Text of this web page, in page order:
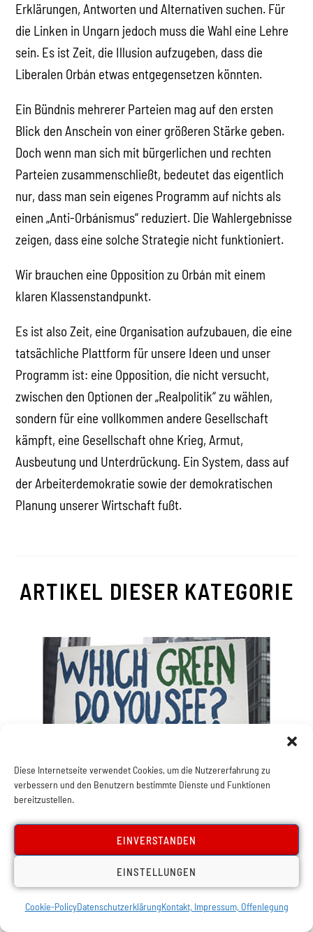
Diese Internetseite verwendet Cookies, um die Nutzererfahrung zu
verbessern und den Benutzern bestimmte Dienste und Funktionen
bereitzustellen.
EINVERSTANDEN
EINSTELLUNGEN
Cookie-PolicyDatenschutzerklärungKontakt, Impressum, Offenlegung
Erklärungen, Antworten und Alternativen suchen. Für
die Linken in Ungarn jedoch muss die Wahl eine Lehre
sein. Es ist Zeit, die Illusion aufzugeben, dass die
Liberalen Orbán etwas entgegensetzen könnten.
Ein Bündnis mehrerer Parteien mag auf den ersten
Blick den Anschein von einer größeren Stärke geben.
Doch wenn man sich mit bürgerlichen und rechten
Parteien zusammenschließt, bedeutet das eigentlich
nur, dass man sein eigenes Programm auf nichts als
einen „Anti-Orbánismus“ reduziert. Die Wahlergebnisse
zeigen, dass eine solche Strategie nicht funktioniert.
Wir brauchen eine Opposition zu Orbán mit einem
klaren Klassenstandpunkt.
Es ist also Zeit, eine Organisation aufzubauen, die eine
tatsächliche Plattform für unsere Ideen und unser
Programm ist: eine Opposition, die nicht versucht,
zwischen den Optionen der „Realpolitik“ zu wählen,
sondern für eine vollkommen andere Gesellschaft
kämpft, eine Gesellschaft ohne Krieg, Armut,
Ausbeutung und Unterdrückung. Ein System, dass auf
der Arbeiterdemokratie sowie der demokratischen
Planung unserer Wirtschaft fußt.
ARTIKEL DIESER KATEGORIE
Schwitzen für Kriegstreiber